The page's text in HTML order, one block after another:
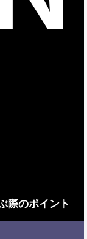
際のポイント